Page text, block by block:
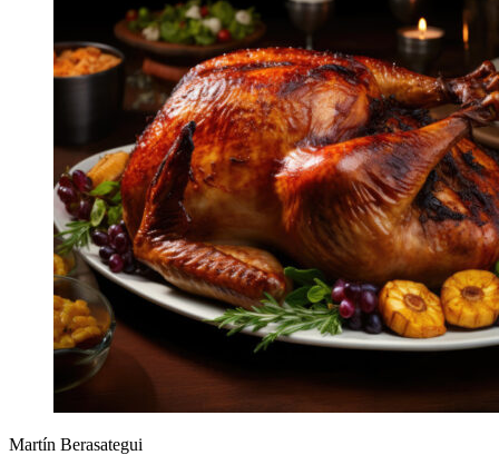
Martín Berasategui